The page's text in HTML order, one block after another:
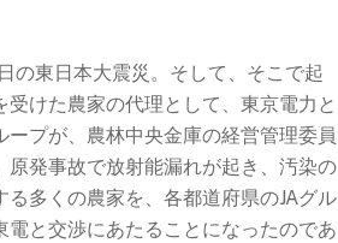
の東日本大震災。そして、そこで起
けた農家の代理として、東京電力と
プが、農林中央金庫の経営管理委員
発事故で放射能漏れが起き、汚染の
多くの農家を、各都道府県のJAグル
と交渉にあたることになったのであ